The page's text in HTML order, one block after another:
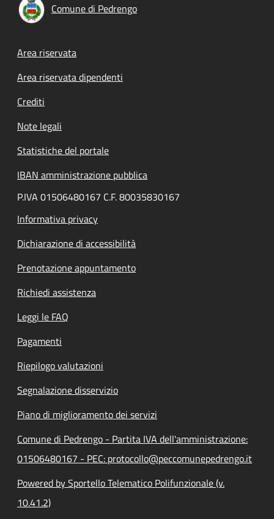
Comune di Pedrengo
Footer menu
Area riservata
Area riservata dipendenti
Crediti
Note legali
Statistiche del portale
IBAN amministrazione pubblica
P.IVA 01506480167 C.F. 80035830167
Informativa privacy
Dichiarazione di accessibilità
Prenotazione appuntamento
Richiedi assistenza
Leggi le FAQ
Pagamenti
Riepilogo valutazioni
Segnalazione disservizio
Piano di miglioramento dei servizi
Comune di Pedrengo - Partita IVA dell'amministrazione:
01506480167 - PEC: protocollo@peccomunepedrengo.it
Powered by Sportello Telematico Polifunzionale (v.
10.41.2)